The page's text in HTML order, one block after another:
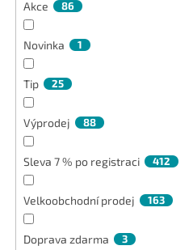
Akce 86
Novinka 1
Tip 25
Výprodej 88
Sleva 7 % po registraci 412
Velkoobchodní prodej 163
Doprava zdarma 3